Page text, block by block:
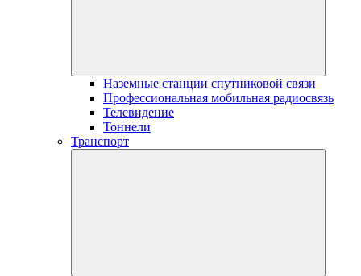
Наземные станции спутниковой связи
Профессиональная мобильная радиосвязь
Телевидение
Тоннели
Транспорт